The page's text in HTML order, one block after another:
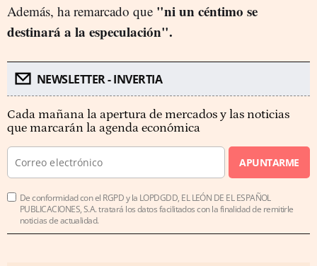
Además, ha remarcado que "ni un céntimo se
destinará a la especulación".
NEWSLETTER - INVERTIA
Cada mañana la apertura de mercados y las noticias
que marcarán la agenda económica
APUNTARME
De conformidad con el RGPD y la LOPDGDD, EL LEÓN DE EL ESPAÑOL
PUBLICACIONES, S.A. tratará los datos facilitados con la finalidad de remitirle
noticias de actualidad.